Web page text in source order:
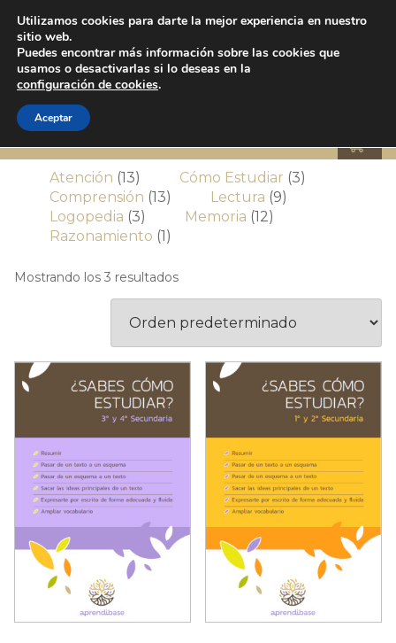
CÓMO
Atención 1313
productos
Cómo Estudiar 33
Comprensión 1313
productos
Lectura 99
Logopedia 33
productos
Memoria 1212
Razonamiento 11
Mostrando los 3 resultados
Utilizamos cookies para darte la mejor experiencia en nuestro
sitio web.
Puedes encontrar más información sobre las cookies que
usamos o desactivarlas si lo deseas en la
configuración de cookies.
Aceptar